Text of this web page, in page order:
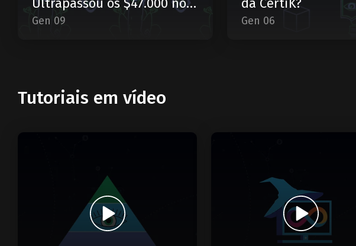
Ultrapassou os $47.000 no
Início de Janeiro?
Gen 09
da CertiK?
Gen 06
Tutoriais em vídeo